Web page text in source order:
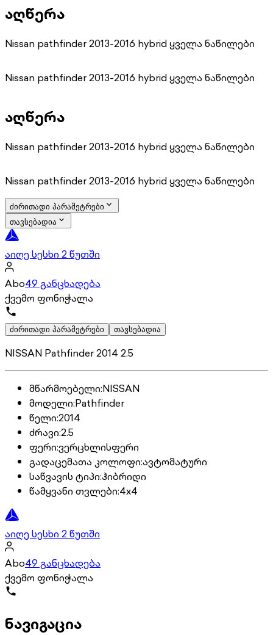
აღწერა
Nissan pathfinder 2013-2016 hybrid ყველა ნაწილები
Nissan pathfinder 2013-2016 hybrid ყველა ნაწილები
აღწერა
Nissan pathfinder 2013-2016 hybrid ყველა ნაწილები
Nissan pathfinder 2013-2016 hybrid ყველა ნაწილები
ძირითადი პარამეტრები
თავსებადია
აიღე სესხი 2 წუთში
Abo49 განცხადება
ქვემო ფონიჭალა
ძირითადი პარამეტრები თავსებადია
NISSAN Pathfinder 2014 2.5
მწარმოებელი:NISSAN
მოდელი:Pathfinder
წელი:2014
ძრავი:2.5
ფერი:ვერცხლისფერი
გადაცემათა კოლოფი:ავტომატური
საწვავის ტიპი:ჰიბრიდი
წამყვანი თვლები:4x4
აიღე სესხი 2 წუთში
Abo49 განცხადება
ქვემო ფონიჭალა
ნავიგაცია